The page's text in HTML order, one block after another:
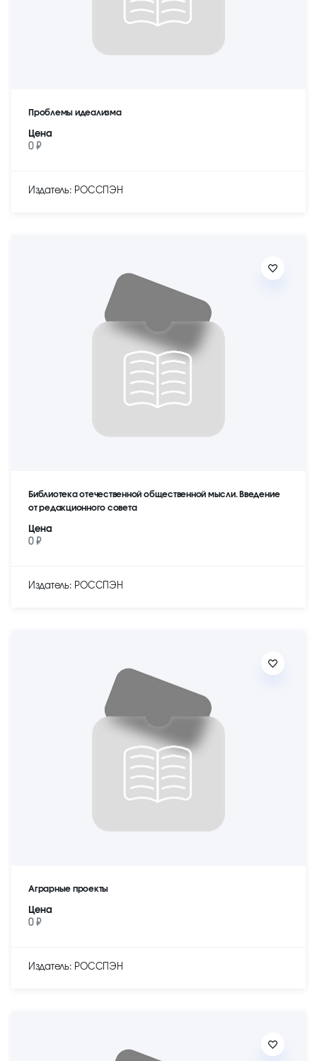
Проблемы идеализма
Цена
0 ₽
Издатель: РОССПЭН
Библиотека отечественной общественной мысли. Введение
от редакционного совета
Цена
0 ₽
Издатель: РОССПЭН
Аграрные проекты
Цена
0 ₽
Издатель: РОССПЭН